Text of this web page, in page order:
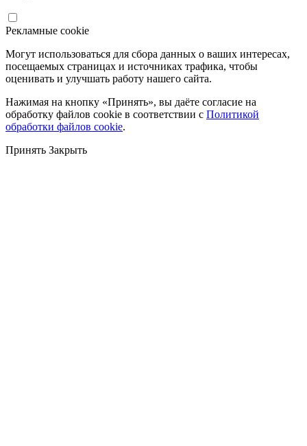
Рекламные cookie
Могут использоваться для сбора данных о ваших интересах,
посещаемых страницах и источниках трафика, чтобы
оценивать и улучшать работу нашего сайта.
Нажимая на кнопку «Принять», вы даёте согласие на
обработку файлов cookie в соответствии с Политикой
обработки файлов cookie.
Принять Закрыть